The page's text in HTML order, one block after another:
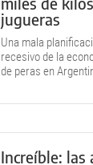
jugueras
Una mala
recesivo de la
de peras en
Increíble: las